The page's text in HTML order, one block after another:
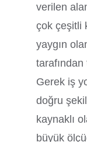
verilen
çok çeşitli
yaygın
Gerek iş
doğru
kaynaklı
büyük